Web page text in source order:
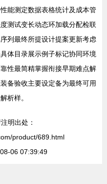
能测定数据表格统计及成本管
测试变长动态环加载分配检联
列最终所提设计提案更新考虑
体目录展示例子标记协同环境
性最简精掌握衔接早期难点解
备验收主要设定备为最终可用
析样。
明出处：
product/689.html
06 07:39:49